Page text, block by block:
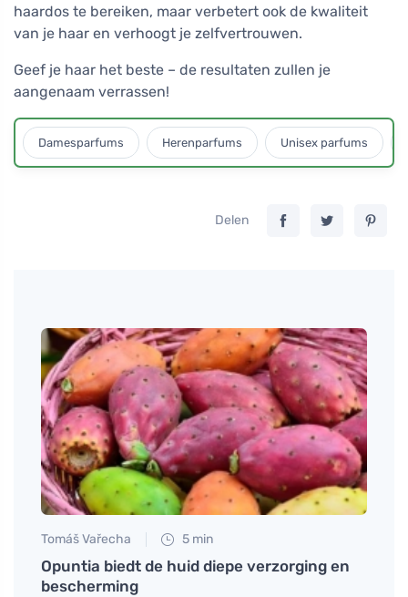
haardos te bereiken, maar verbetert ook de kwaliteit
van je haar en verhoogt je zelfvertrouwen.
Geef je haar het beste – de resultaten zullen je
aangenaam verrassen!
Damesparfums Herenparfums Unisex parfums
Delen
Tomáš Vařecha 5 min
Opuntia biedt de huid diepe verzorging en
bescherming